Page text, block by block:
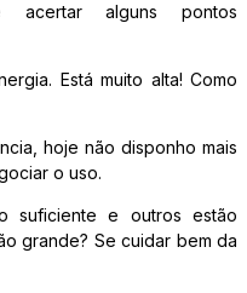
acertar alguns pontos
Está muito alta! Como
hoje não disponho mais
o uso.
suficiente e outros estão
grande? Se cuidar bem da